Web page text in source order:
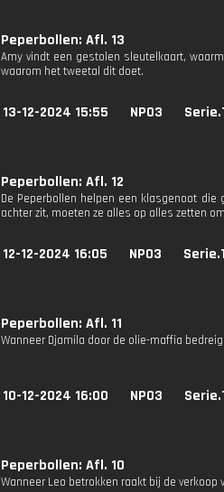
Peperbollen: Afl. 13
Amy vindt een gestolen sleutelkaart,
waarom het tweetal dit doet.
13-12-2024 15:55 NPO3
Peperbollen: Afl. 12
De Peperbollen helpen een klasgenoot
achter zit, moeten ze alles op alles zetten
12-12-2024 16:05 NPO3
Peperbollen: Afl. 11
Wanneer Djamila door de olie-maffia
10-12-2024 16:00 NPO3
Peperbollen: Afl. 10
Wanneer Leo betrokken raakt bij de